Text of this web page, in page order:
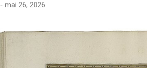
- mai 26, 2026